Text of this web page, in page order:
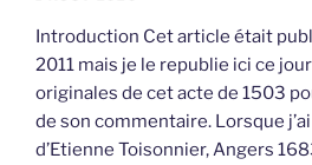
Introduction Cet article était
2011 mais je le republie ici ce
originales de cet acte de 1503
de son commentaire. Lorsque
d’Etienne Toisonnier, Angers